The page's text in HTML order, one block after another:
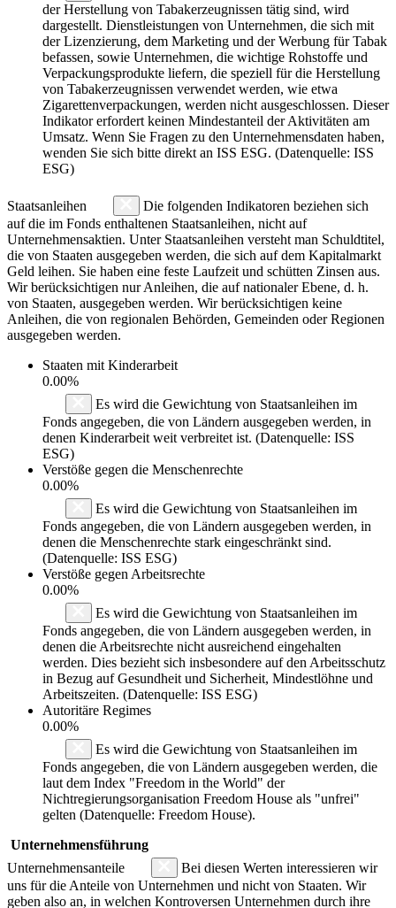
der Herstellung von Tabakerzeugnissen tätig sind, wird
dargestellt. Dienstleistungen von Unternehmen, die sich mit
der Lizenzierung, dem Marketing und der Werbung für Tabak
befassen, sowie Unternehmen, die wichtige Rohstoffe und
Verpackungsprodukte liefern, die speziell für die Herstellung
von Tabakerzeugnissen verwendet werden, wie etwa
Zigarettenverpackungen, werden nicht ausgeschlossen. Dieser
Indikator erfordert keinen Mindestanteil der Aktivitäten am
Umsatz. Wenn Sie Fragen zu den Unternehmensdaten haben,
wenden Sie sich bitte direkt an ISS ESG. (Datenquelle: ISS
ESG)
Staatsanleihen
Die folgenden Indikatoren beziehen sich
auf die im Fonds enthaltenen Staatsanleihen, nicht auf
Unternehmensaktien. Unter Staatsanleihen versteht man Schuldtitel,
die von Staaten ausgegeben werden, die sich auf dem Kapitalmarkt
Geld leihen. Sie haben eine feste Laufzeit und schütten Zinsen aus.
Wir berücksichtigen nur Anleihen, die auf nationaler Ebene, d. h.
von Staaten, ausgegeben werden. Wir berücksichtigen keine
Anleihen, die von regionalen Behörden, Gemeinden oder Regionen
ausgegeben werden.
Staaten mit Kinderarbeit
0.00%
Es wird die Gewichtung von Staatsanleihen im
Fonds angegeben, die von Ländern ausgegeben werden, in
denen Kinderarbeit weit verbreitet ist. (Datenquelle: ISS
ESG)
Verstöße gegen die Menschenrechte
0.00%
Es wird die Gewichtung von Staatsanleihen im
Fonds angegeben, die von Ländern ausgegeben werden, in
denen die Menschenrechte stark eingeschränkt sind.
(Datenquelle: ISS ESG)
Verstöße gegen Arbeitsrechte
0.00%
Es wird die Gewichtung von Staatsanleihen im
Fonds angegeben, die von Ländern ausgegeben werden, in
denen die Arbeitsrechte nicht ausreichend eingehalten
werden. Dies bezieht sich insbesondere auf den Arbeitsschutz
in Bezug auf Gesundheit und Sicherheit, Mindestlöhne und
Arbeitszeiten. (Datenquelle: ISS ESG)
Autoritäre Regimes
0.00%
Es wird die Gewichtung von Staatsanleihen im
Fonds angegeben, die von Ländern ausgegeben werden, die
laut dem Index "Freedom in the World" der
Nichtregierungsorganisation Freedom House als "unfrei"
gelten (Datenquelle: Freedom House).
Unternehmensführung
Unternehmensanteile
Bei diesen Werten interessieren wir
uns für die Anteile von Unternehmen und nicht von Staaten. Wir
geben also an, in welchen Kontroversen Unternehmen durch ihre